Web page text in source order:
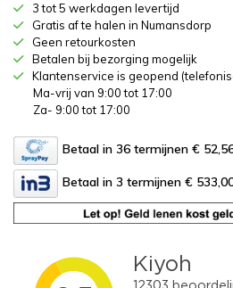
3 tot 5 werkdagen levertijd
Gratis af te halen in Numansdorp
Geen retourkosten
Betalen bij bezorging mogelijk
Klantenservice is geopend
Ma-vrij van 9:00 tot 17:00
Za- 9:00 tot 17:00
Betaal in 36 termijnen €
Betaal in 3 termijnen €